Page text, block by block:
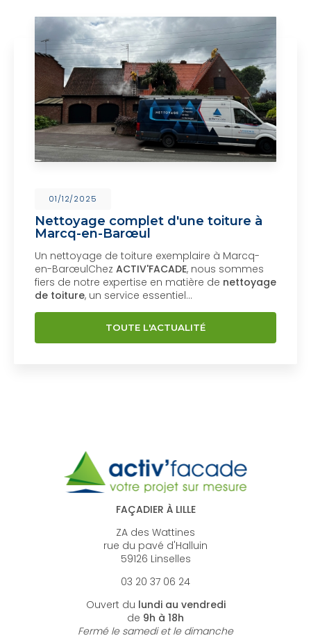
01/12/2025
Nettoyage complet d'une toiture à
Marcq-en-Barœul
Un nettoyage de toiture exemplaire à Marcq-
en-BarœulChez ACTIV'FACADE, nous sommes
fiers de notre expertise en matière de nettoyage
de toiture, un service essentiel…
TOUTE L'ACTUALITÉ
FAÇADIER À LILLE
ZA des Wattines
rue du pavé d'Halluin
59126 Linselles
03 20 37 06 24
Ouvert du lundi au vendredi
de 9h à 18h
Fermé le samedi et le dimanche